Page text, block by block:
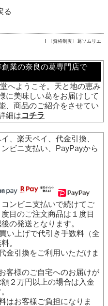
る
〈資格制度〉葛ソムリエ
業の奈良の葛専門店で
へようこそ。天と地の恵み
に美味しい葛をお届けして
、商品のご紹介をさせてい
細はコチラ
、楽天ペイ、代金引換、
ビニ支払い、PayPayから
ンビニ支払いで続けてご
目のご注文商品は１度目
の発送となります。
い上げで代引き手数料（全
。
金引換をご利用いただけま
客様のご自宅へのお届けが
２万円以上の場合は入金
はお客様ご負担になりま